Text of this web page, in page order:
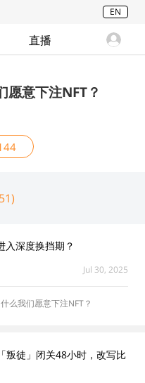
EN
直播
意下注NFT？
入深度换挡期？
Jul 30, 2025
么我们愿意下注NFT？
叛徒」闭关48小时，改写比